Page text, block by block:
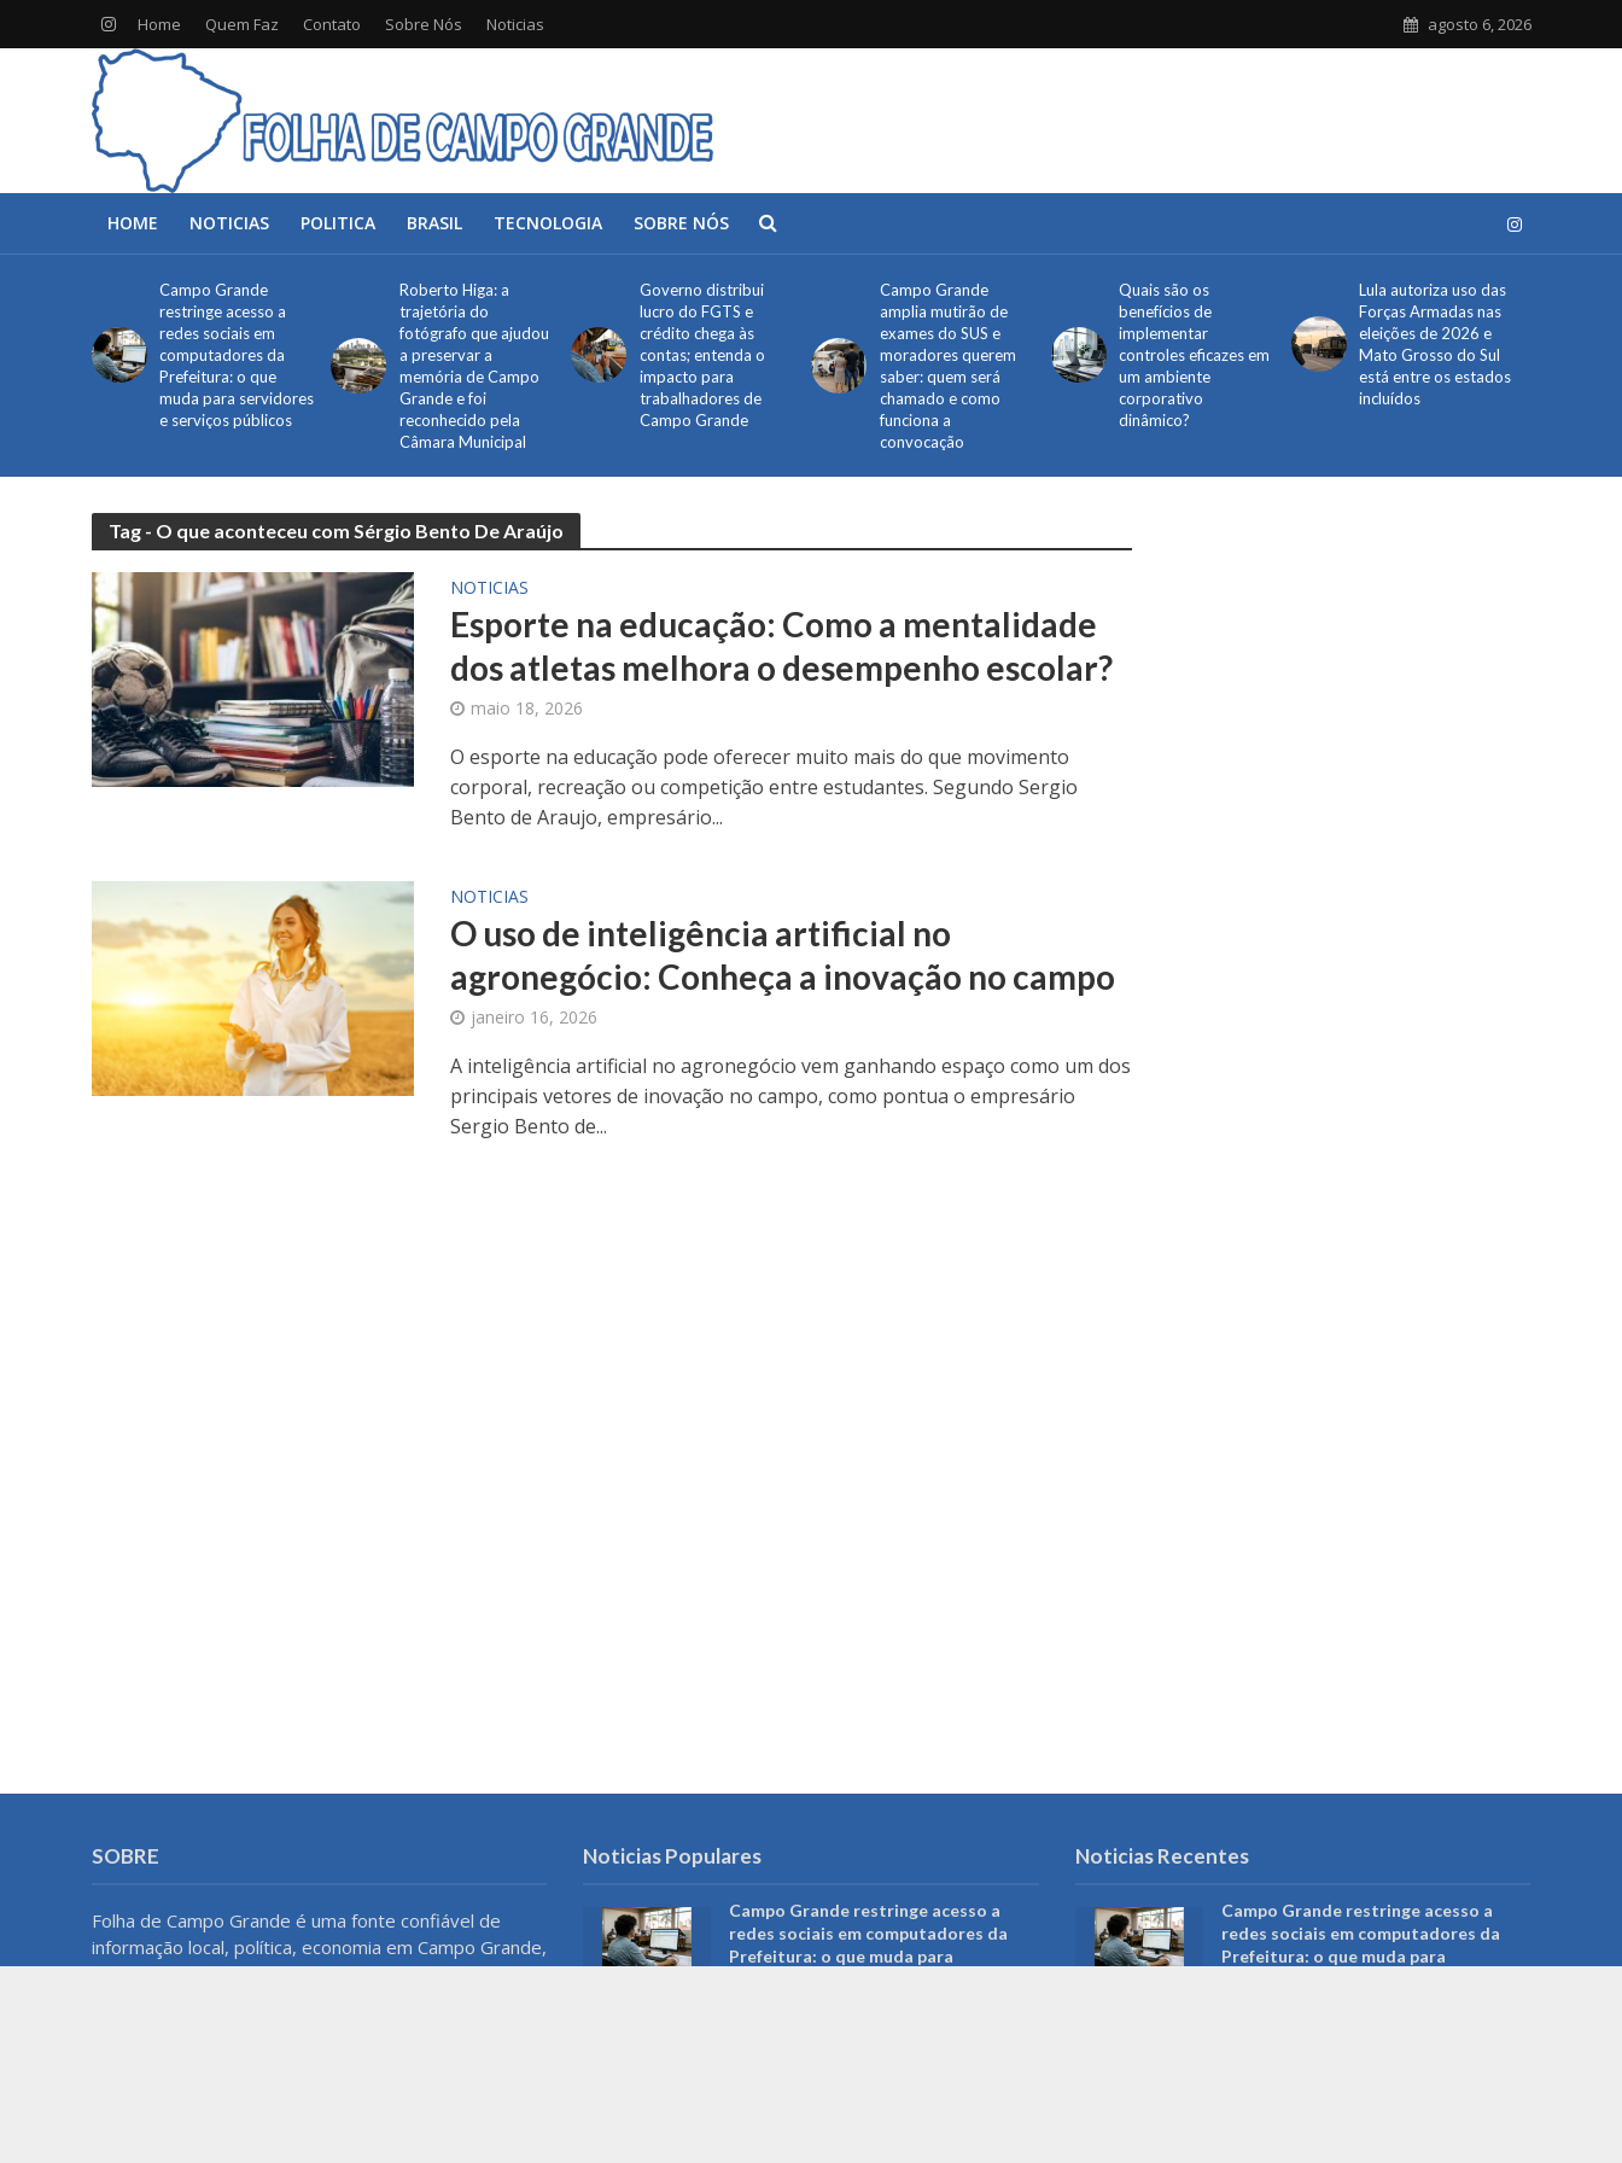
Home Quem Faz Contato Sobre Nós Noticias agosto 6, 2026
HOME NOTICIAS POLITICA BRASIL TECNOLOGIA SOBRE NÓS
Campo Grande
restringe acesso a
redes sociais em
computadores da
Prefeitura: o que
muda para servidores
e serviços públicos
Roberto Higa: a
trajetória do
fotógrafo que ajudou
a preservar a
memória de Campo
Grande e foi
reconhecido pela
Câmara Municipal
Governo distribui
lucro do FGTS e
crédito chega às
contas; entenda o
impacto para
trabalhadores de
Campo Grande
Campo Grande
amplia mutirão de
exames do SUS e
moradores querem
saber: quem será
chamado e como
funciona a
convocação
Quais são os
benefícios de
implementar
controles eficazes em
um ambiente
corporativo
dinâmico?
Lula autoriza uso das
Forças Armadas nas
eleições de 2026 e
Mato Grosso do Sul
está entre os estados
incluídos
Tag - O que aconteceu com Sérgio Bento De Araújo
NOTICIAS
Esporte na educação: Como a mentalidade
dos atletas melhora o desempenho escolar?
maio 18, 2026
O esporte na educação pode oferecer muito mais do que movimento
corporal, recreação ou competição entre estudantes. Segundo Sergio
Bento de Araujo, empresário...
NOTICIAS
O uso de inteligência artificial no
agronegócio: Conheça a inovação no campo
janeiro 16, 2026
A inteligência artificial no agronegócio vem ganhando espaço como um dos
principais vetores de inovação no campo, como pontua o empresário
Sergio Bento de...
SOBRE
Folha de Campo Grande é uma fonte confiável de
informação local, política, economia em Campo Grande,
MS. Com um compromisso com a precisão e a
Noticias Populares
Campo Grande restringe acesso a
redes sociais em computadores da
Prefeitura: o que muda para
Noticias Recentes
Campo Grande restringe acesso a
redes sociais em computadores da
Prefeitura: o que muda para